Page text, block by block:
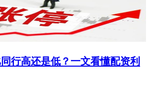
行高还是低？一文看懂配资利